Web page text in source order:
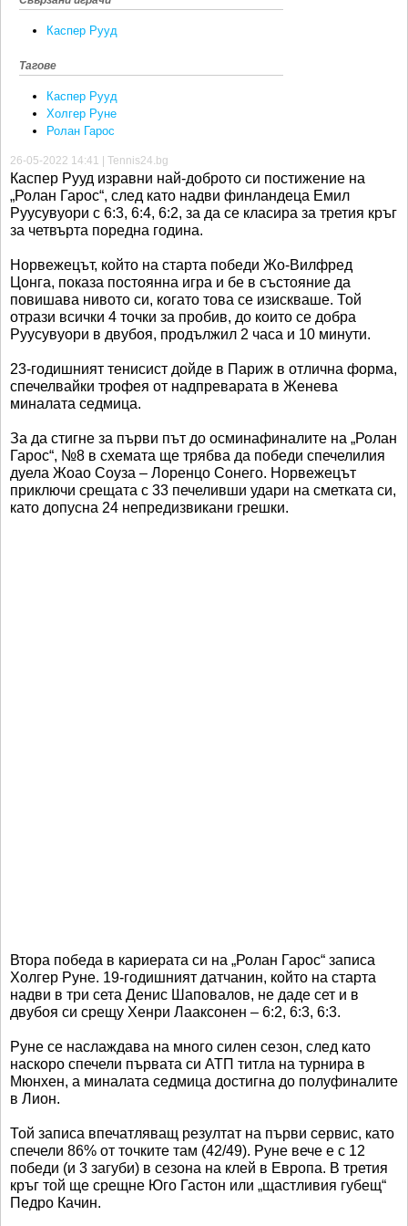
Каспер Рууд
Тагове
Каспер Рууд
Холгер Руне
Ролан Гарос
26-05-2022 14:41 | Tennis24.bg
Каспер Рууд изравни най-доброто си постижение на
„Ролан Гарос“, след като надви финландеца Емил
Руусувуори с 6:3, 6:4, 6:2, за да се класира за третия кръг
за четвърта поредна година.
Норвежецът, който на старта победи Жо-Вилфред
Цонга, показа постоянна игра и бе в състояние да
повишава нивото си, когато това се изискваше. Той
отрази всички 4 точки за пробив, до които се добра
Руусувуори в двубоя, продължил 2 часа и 10 минути.
23-годишният тенисист дойде в Париж в отлична форма,
спечелвайки трофея от надпреварата в Женева
миналата седмица.
За да стигне за първи път до осминафиналите на „Ролан
Гарос“, №8 в схемата ще трябва да победи спечелилия
дуела Жоао Соуза – Лоренцо Сонего. Норвежецът
приключи срещата с 33 печеливши удари на сметката си,
като допусна 24 непредизвикани грешки.
Втора победа в кариерата си на „Ролан Гарос“ записа
Холгер Руне. 19-годишният датчанин, който на старта
надви в три сета Денис Шаповалов, не даде сет и в
двубоя си срещу Хенри Лааксонен – 6:2, 6:3, 6:3.
Руне се наслаждава на много силен сезон, след като
наскоро спечели първата си АТП титла на турнира в
Мюнхен, а миналата седмица достигна до полуфиналите
в Лион.
Той записа впечатляващ резултат на първи сервис, като
спечели 86% от точките там (42/49). Руне вече е с 12
победи (и 3 загуби) в сезона на клей в Европа. В третия
кръг той ще срещне Юго Гастон или „щастливия губещ“
Педро Качин.